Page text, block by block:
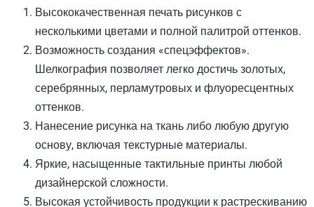
Высококачественная печать рисунков с
несколькими цветами и полной палитрой оттенков.
Возможность создания «спецэффектов».
Шелкография позволяет легко достичь золотых,
серебрянных, перламутровых и флуоресцентных
оттенков.
Нанесение рисунка на ткань либо любую другую
основу, включая текстурные материалы.
Яркие, насыщенные тактильные принты любой
дизайнерской сложности.
Высокая устойчивость продукции к растрескиванию